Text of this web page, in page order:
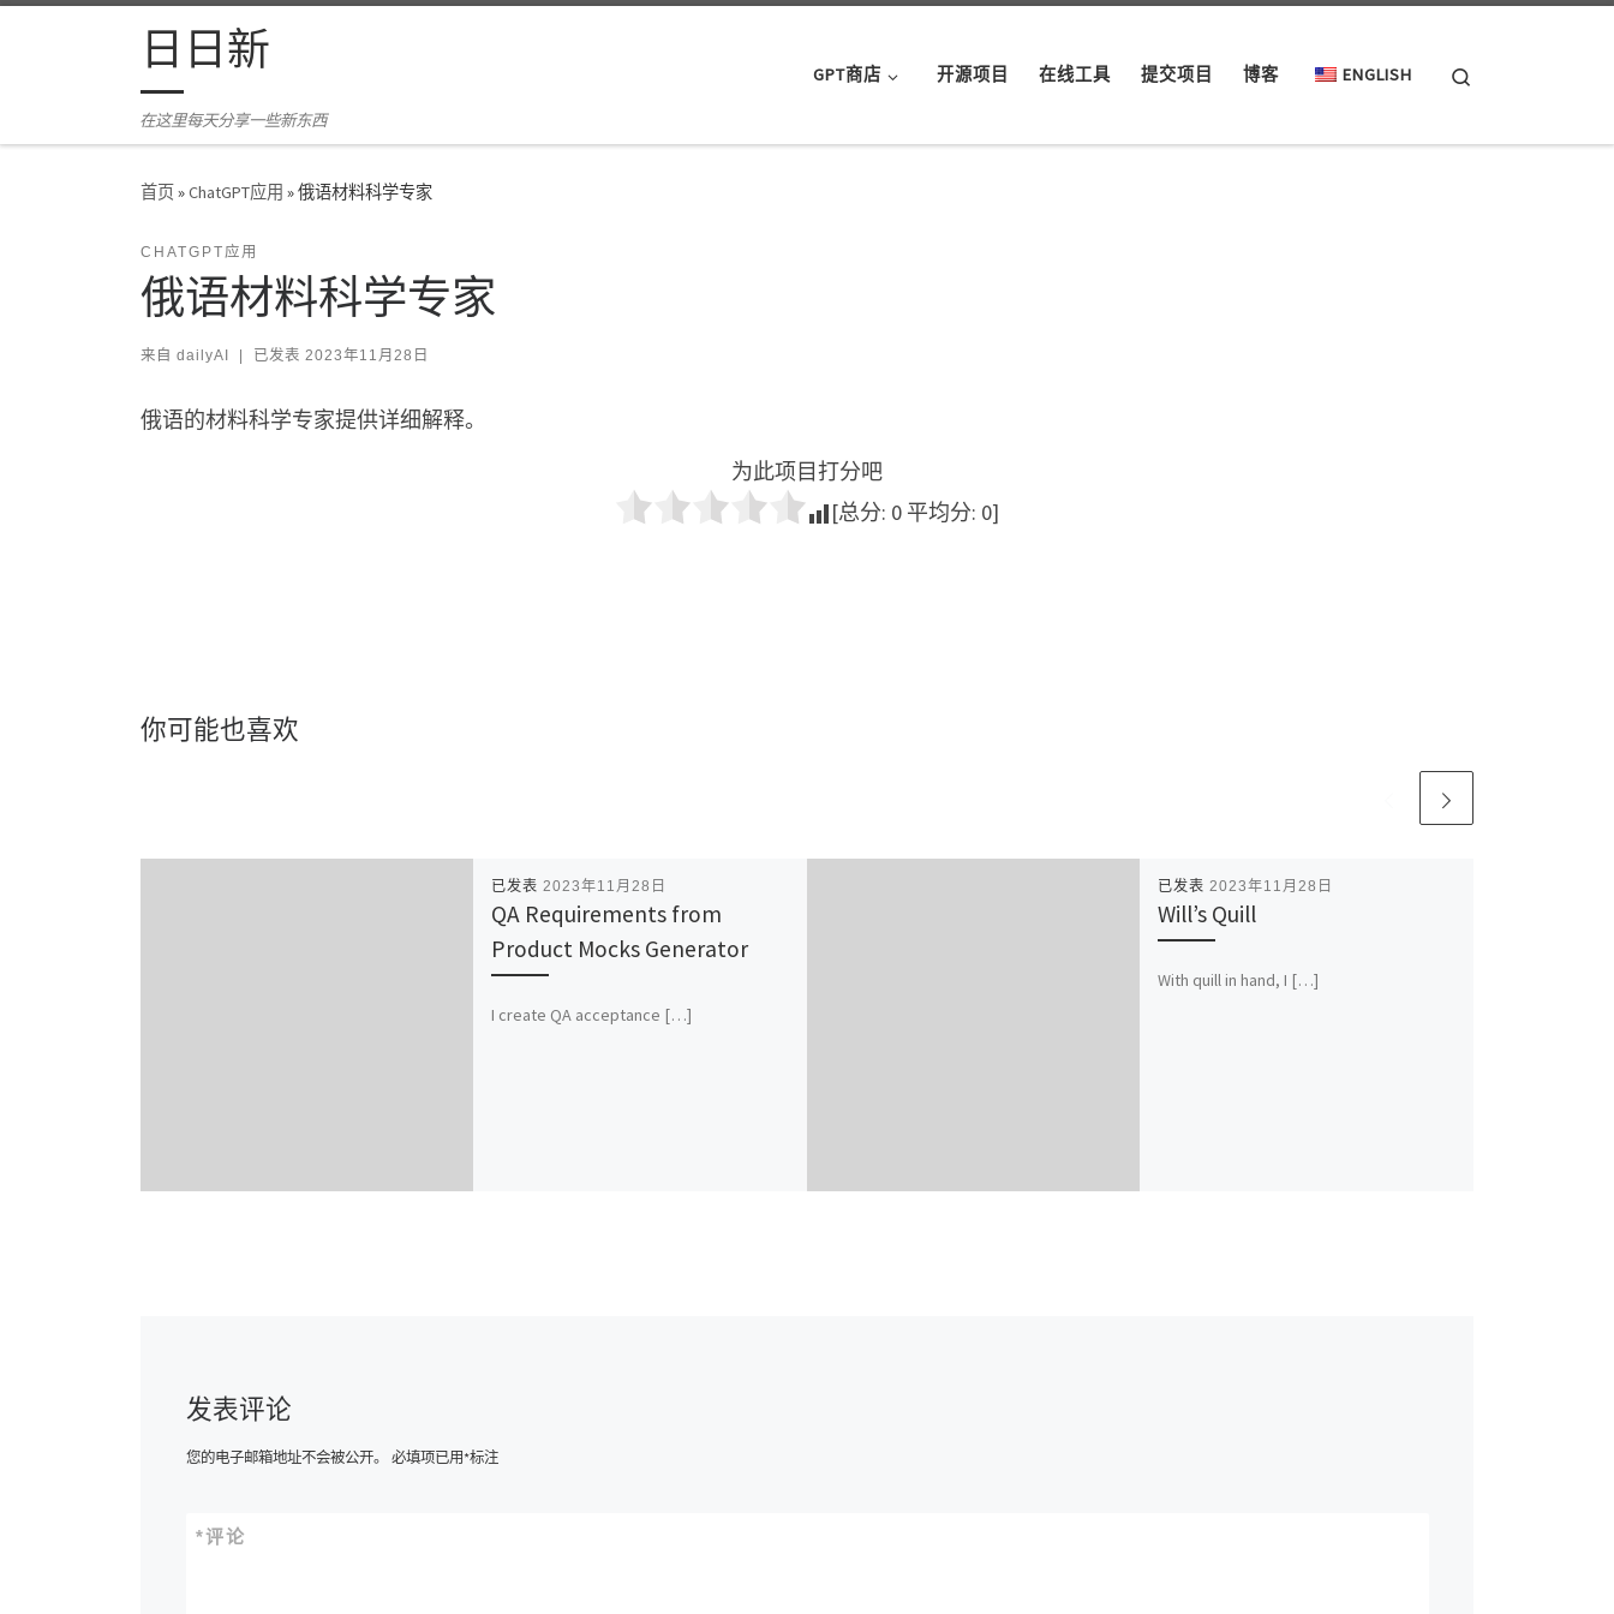
Skip to content日日新
在这里每天分享一些新东西
GPT商店 开源项目 在线工具 提交项目 博客 ENGLISH
首页»ChatGPT应用 »俄语材料科学专家
CHATGPT应用
俄语材料科学专家
来自 dailyAI 已发表 2023年11月28日
俄语的材料科学专家提供详细解释。
为此项目打分吧
[总分: 0 平均分: 0]
你可能也喜欢
已发表 2023年11月28日
QA Requirements from
Product Mocks Generator
I create QA acceptance […]
已发表 2023年11月28日
Will’s Quill
With quill in hand, I […]
发表评论
您的电子邮箱地址不会被公开。 必填项已用*标注
评论
*